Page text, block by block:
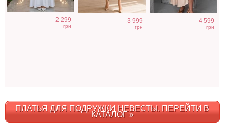
2 299
грн
3 999
грн
4 599
грн
ПЛАТЬЯ ДЛЯ ПОДРУЖКИ НЕВЕСТЫ. ПЕРЕЙТИ В
КАТАЛОГ »